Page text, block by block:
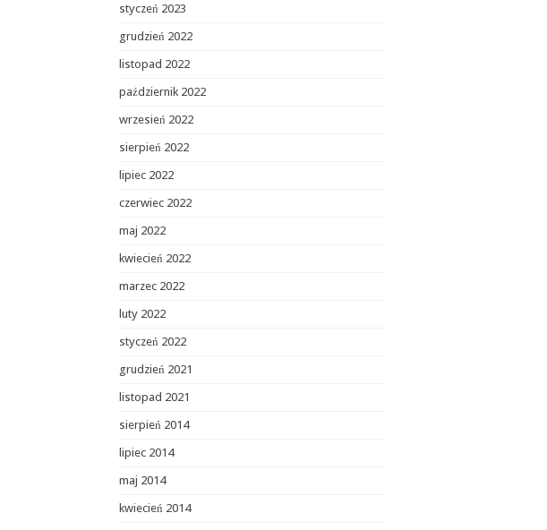
styczeń 2023
grudzień 2022
listopad 2022
październik 2022
wrzesień 2022
sierpień 2022
lipiec 2022
czerwiec 2022
maj 2022
kwiecień 2022
marzec 2022
luty 2022
styczeń 2022
grudzień 2021
listopad 2021
sierpień 2014
lipiec 2014
maj 2014
kwiecień 2014